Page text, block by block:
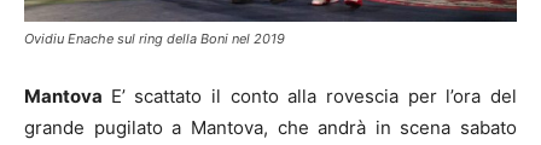
Ovidiu Enache sul ring della Boni nel 2019
Mantova E’ scattato il conto alla rovescia per l’ora del
grande pugilato a Mantova, che andrà in scena sabato